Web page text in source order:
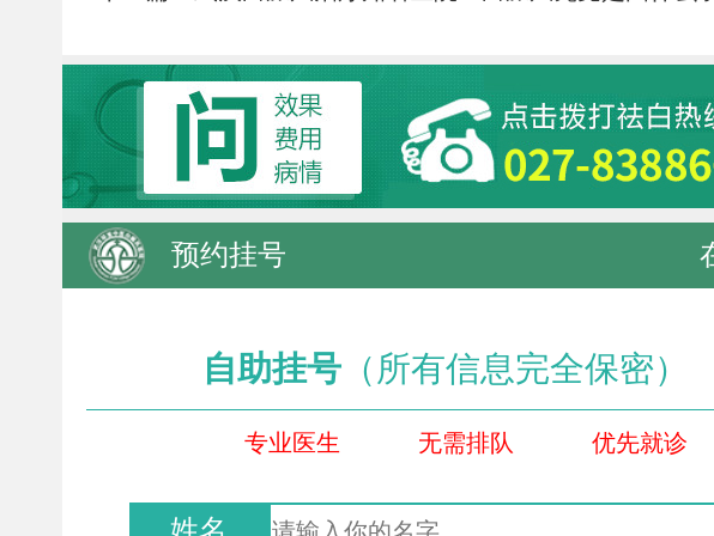
预约挂号
自助挂号 （所有信息完全保密）
专业医生 无需排队 优先就诊